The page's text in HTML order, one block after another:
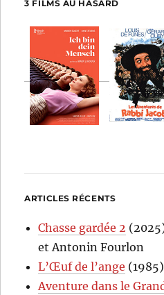
3 FILMS AU HASARD
ARTICLES RÉCENTS
Chasse gardée 2
et Antonin Fourlon
L’Œuf de l’ange
Aventure dans le